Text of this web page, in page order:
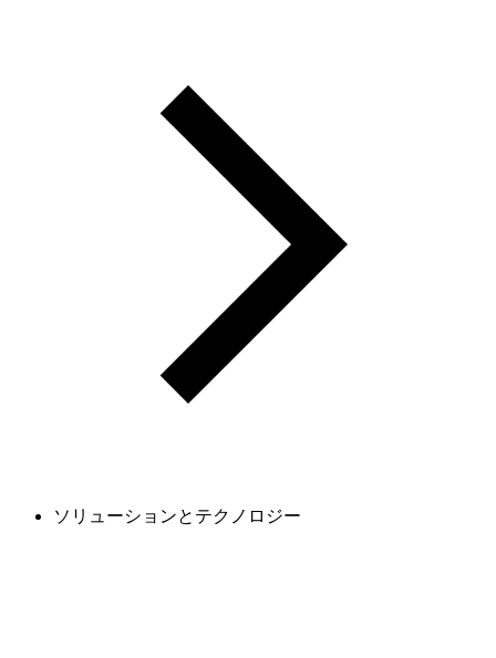
ソリューションとテクノロジー